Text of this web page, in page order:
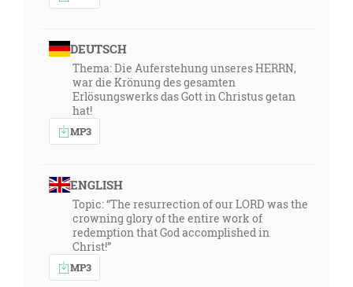
DEUTSCH
Thema: Die Auferstehung unseres HERRN,
war die Krönung des gesamten
Erlösungswerks das Gott in Christus getan
hat!
MP3
ENGLISH
Topic: “The resurrection of our LORD was the
crowning glory of the entire work of
redemption that God accomplished in
Christ!”
MP3